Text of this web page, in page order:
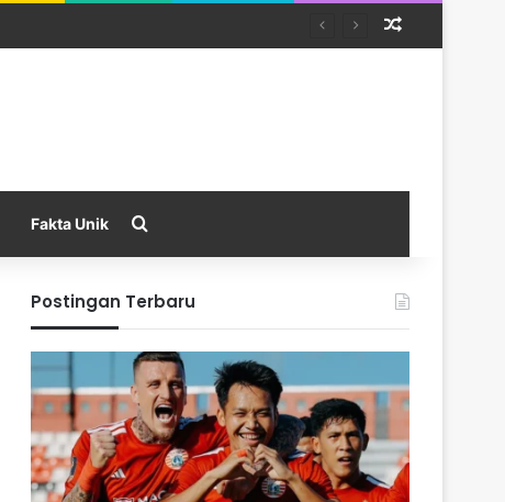
Fakta Unik
Postingan Terbaru